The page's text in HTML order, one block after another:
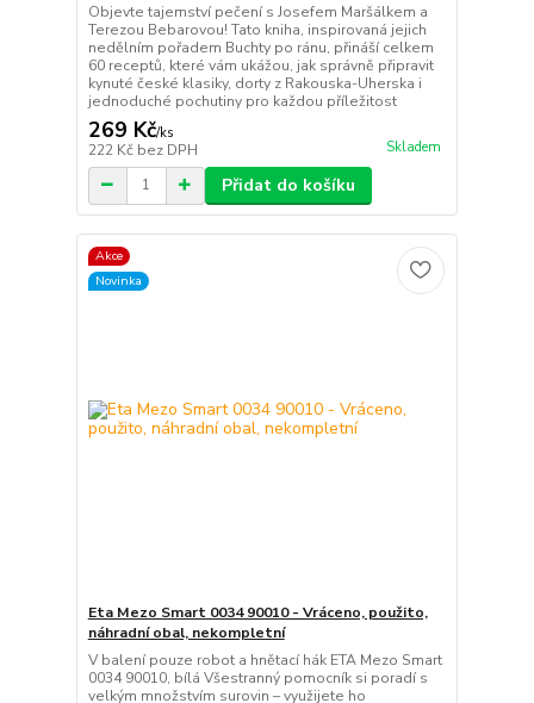
Objevte tajemství pečení s Josefem Maršálkem a
Terezou Bebarovou! Tato kniha, inspirovaná jejich
nedělním pořadem Buchty po ránu, přináší celkem
60 receptů, které vám ukážou, jak správně připravit
kynuté české klasiky, dorty z Rakouska-Uherska i
jednoduché pochutiny pro každou příležitost
269 Kč/ks
222 Kč bez DPH Skladem
Přidat do košíku
Akce
Novinka
Eta Mezo Smart 0034 90010 - Vráceno, použito,
náhradní obal, nekompletní
V balení pouze robot a hnětací hák ETA Mezo Smart
0034 90010, bílá Všestranný pomocník si poradí s
velkým množstvím surovin – využijete ho